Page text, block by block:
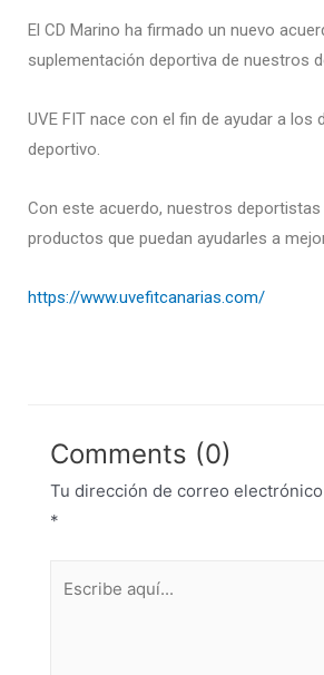
El CD Marino ha firmado un nuevo
suplementación deportiva de nuestros
UVE FIT nace con el fin de ayudar a
deportivo.
Con este acuerdo, nuestros
productos que puedan ayudarles a
https://www.uvefitcanarias.com/
Comments (0)
Tu dirección de correo
*